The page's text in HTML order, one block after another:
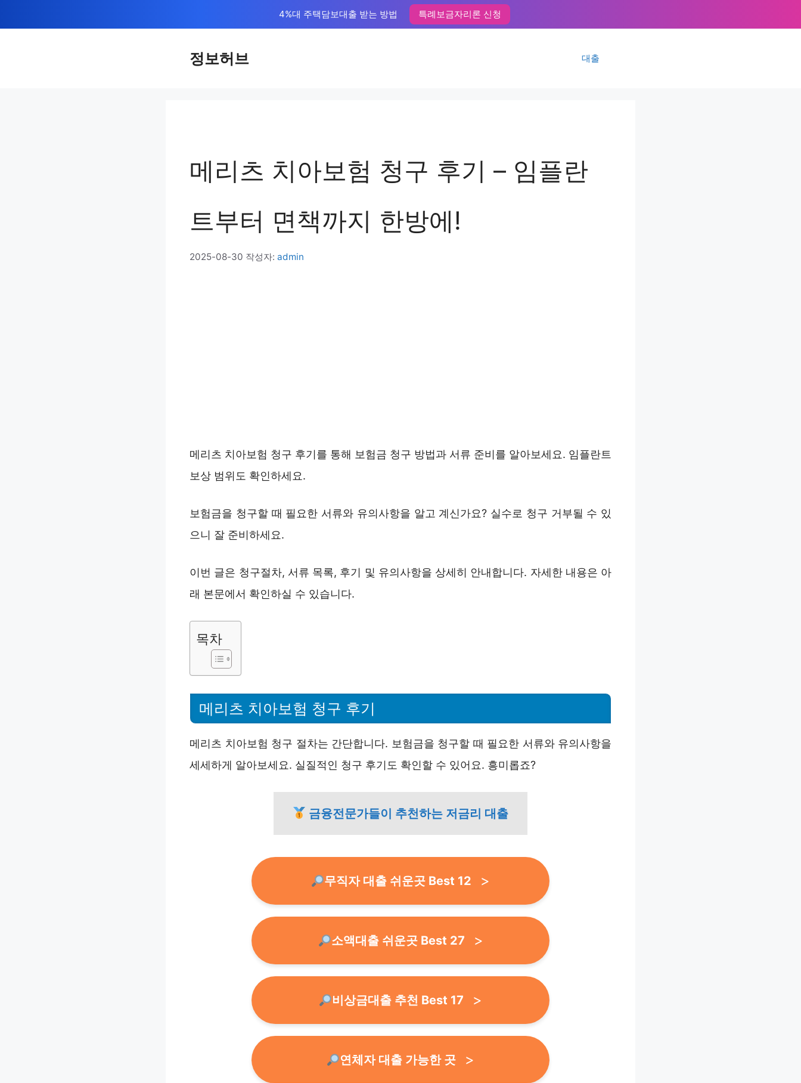
텐
4%대 주택담보대출 받는 방법 특례보금자리론 신청
정보허브 대출
메리츠 치아보험 청구 후기 – 임플란
트부터 면책까지 한방에!
2025-08-30 작성자: admin
메리츠 치아보험 청구 후기를 통해 보험금 청구 방법과 서류 준비를 알아보세요. 임플란트
보상 범위도 확인하세요.
보험금을 청구할 때 필요한 서류와 유의사항을 알고 계신가요? 실수로 청구 거부될 수 있
으니 잘 준비하세요.
이번 글은 청구절차, 서류 목록, 후기 및 유의사항을 상세히 안내합니다. 자세한 내용은 아
래 본문에서 확인하실 수 있습니다.
목차
메리츠 치아보험 청구 후기
메리츠 치아보험 청구 절차는 간단합니다. 보험금을 청구할 때 필요한 서류와 유의사항을
세세하게 알아보세요. 실질적인 청구 후기도 확인할 수 있어요. 흥미롭죠?
금융전문가들이 추천하는 저금리 대출
무직자 대출 쉬운곳 Best 12
소액대출 쉬운곳 Best 27
비상금대출 추천 Best 17
연체자 대출 가능한 곳